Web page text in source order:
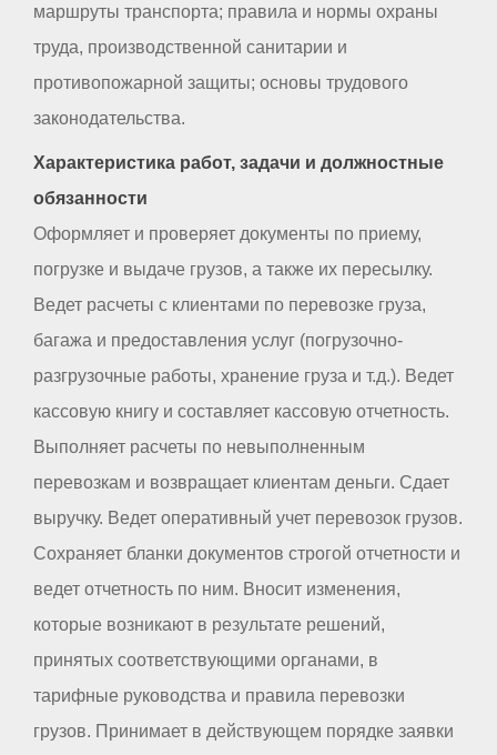
маршруты транспорта; правила и нормы охраны
труда, производственной санитарии и
противопожарной защиты; основы трудового
законодательства.
Характеристика работ, задачи и должностные
обязанности
Оформляет и проверяет документы по приему,
погрузке и выдаче грузов, а также их пересылку.
Ведет расчеты с клиентами по перевозке груза,
багажа и предоставления услуг (погрузочно-
разгрузочные работы, хранение груза и т.д.). Ведет
кассовую книгу и составляет кассовую отчетность.
Выполняет расчеты по невыполненным
перевозкам и возвращает клиентам деньги. Сдает
выручку. Ведет оперативный учет перевозок грузов.
Сохраняет бланки документов строгой отчетности и
ведет отчетность по ним. Вносит изменения,
которые возникают в результате решений,
принятых соответствующими органами, в
тарифные руководства и правила перевозки
грузов. Принимает в действующем порядке заявки